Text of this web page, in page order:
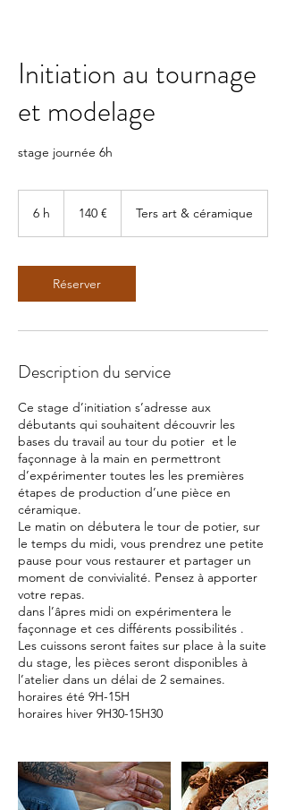
Initiation au tournage
et modelage
6 h 140 € Ters art & céramique
Réserver
Description du service
Ce stage d’initiation s’adresse aux
débutants qui souhaitent découvrir les
bases du travail au tour du potier et le
façonnage à la main en permettront
d’expérimenter toutes les les premières
étapes de production d’une pièce en
céramique.
Le matin on débutera le tour de potier, sur
le temps du midi, vous prendrez une petite
pause pour vous restaurer et partager un
moment de convivialité. Pensez à apporter
votre repas.
dans l’âpres midi on expérimentera le
façonnage et ces différents possibilités .
Les cuissons seront faites sur place à la suite
du stage, les pièces seront disponibles à
l’atelier dans un délai de 2 semaines.
horaires été 9H-15H
horaires hiver 9H30-15H30